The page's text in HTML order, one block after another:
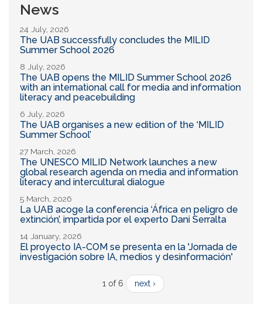
News
24 July, 2026
The UAB successfully concludes the MILID
Summer School 2026
8 July, 2026
The UAB opens the MILID Summer School 2026
with an international call for media and information
literacy and peacebuilding
6 July, 2026
The UAB organises a new edition of the ‘MILID
Summer School’
27 March, 2026
The UNESCO MILID Network launches a new
global research agenda on media and information
literacy and intercultural dialogue
5 March, 2026
La UAB acoge la conferencia ‘África en peligro de
extinción’, impartida por el experto Dani Serralta
14 January, 2026
El proyecto IA-COM se presenta en la 'Jornada de
investigación sobre IA, medios y desinformación'
1 of 6 next ›